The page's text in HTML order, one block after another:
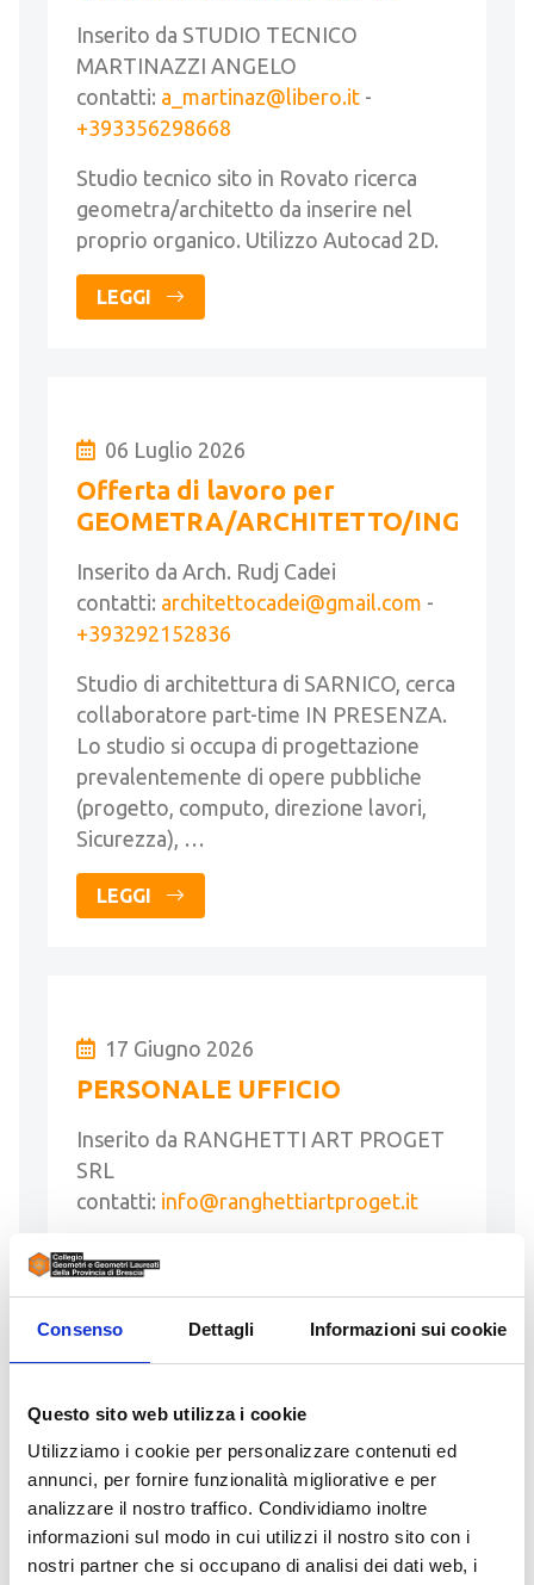
Consenso Dettagli Informazioni sui cookie
Questo sito web utilizza i cookie
Utilizziamo i cookie per personalizzare contenuti ed
annunci, per fornire funzionalità migliorative e per
analizzare il nostro traffico. Condividiamo inoltre
informazioni sul modo in cui utilizzi il nostro sito con i
nostri partner che si occupano di analisi dei dati web, i
Inserito da STUDIO TECNICO
MARTINAZZI ANGELO
contatti: a_martinaz@libero.it -
+393356298668
Studio tecnico sito in Rovato ricerca
geometra/architetto da inserire nel
proprio organico. Utilizzo Autocad 2D.
LEGGI
06 Luglio 2026
Offerta di lavoro per
GEOMETRA/ARCHITETTO/
Inserito da Arch. Rudj Cadei
contatti: architettocadei@gmail.com -
+393292152836
Studio di architettura di SARNICO, cerca
collaboratore part-time IN PRESENZA.
Lo studio si occupa di progettazione
prevalentemente di opere pubbliche
(progetto, computo, direzione lavori,
Sicurezza), …
LEGGI
17 Giugno 2026
PERSONALE UFFICIO
Inserito da RANGHETTI ART PROGET
SRL
contatti: info@ranghettiartproget.it
Opportunità di Lavoro Ranghetti Art
Proget Srl amplia il proprio organico e
Per conoscere tutti i dettagli della …
16 Giugno 2026